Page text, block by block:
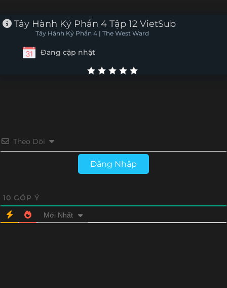
Tây Hành Kỷ Phần 4 Tập 12 VietSub
Tây Hành Kỷ Phần 4 | The West Ward
Đang cập nhật
Theo Dõi
Đăng Nhập
10 GÓP Ý
Mới Nhất